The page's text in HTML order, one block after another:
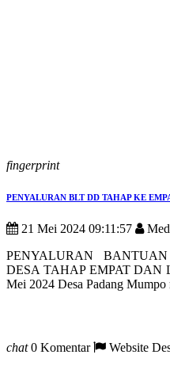
fingerprint
PENYALURAN BLT DD TAHAP KE
21 Mei 2024 09:11:57
PENYALURAN
DESA TAHAP EMPAT DAN
Mei 2024 Desa Padang Mumpo
chat0 Komentar
Website